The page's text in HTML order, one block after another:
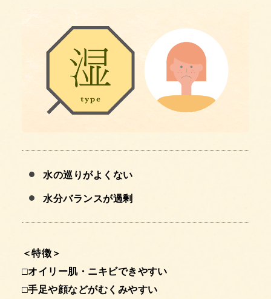
水の巡りがよくない
水分バランスが過剰
＜特徴＞
□オイリー肌・ニキビできやすい
□手足や顔などがむくみやすい